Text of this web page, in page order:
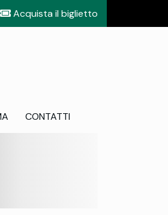
Acquista il biglietto
CONTATTI